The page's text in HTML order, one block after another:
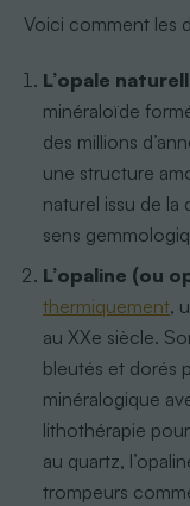
Voici comment les
L’opale
minéraloïde
des millions
une structure
naturel issu de la
sens
L’opaline (ou
thermiquement,
au XXe siècle.
bleutés et dorés
minéralogique
lithothérapie
au quartz,
trompeurs